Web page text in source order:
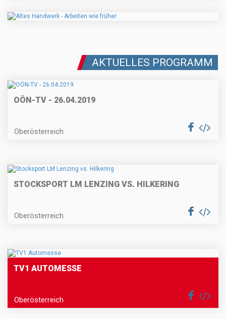
AKTUELLES PROGRAMM
OÖN-TV - 26.04.2019
Oberösterreich
STOCKSPORT LM LENZING VS. HILKERING
Oberösterreich
TV1 AUTOMESSE
Oberösterreich